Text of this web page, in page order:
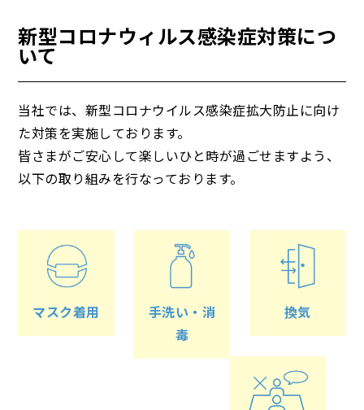
新型コロナウィルス感染症対策につ
いて
当社では、新型コロナウイルス感染症拡大防止に向け
た対策を実施しております。
皆さまがご安心して楽しいひと時が過ごせますよう、
以下の取り組みを行なっております。
マスク着用
手洗い・消
毒
換気